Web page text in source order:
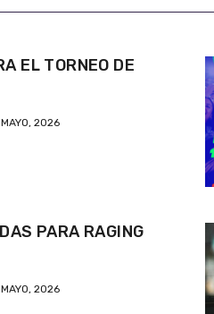
EL TORNEO DE
2026
PARA RAGING
2026